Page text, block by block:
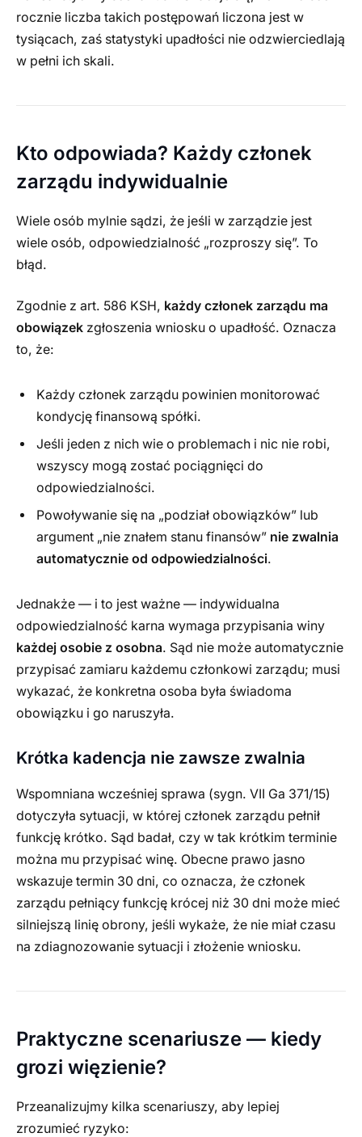
rocznie liczba takich postępowań liczona jest w
tysiącach, zaś statystyki upadłości nie odzwierciedlają
w pełni ich skali.
Kto odpowiada? Każdy członek
zarządu indywidualnie
Wiele osób mylnie sądzi, że jeśli w zarządzie jest
wiele osób, odpowiedzialność „rozproszy się”. To
błąd.
Zgodnie z art. 586 KSH, każdy członek zarządu ma
obowiązek zgłoszenia wniosku o upadłość. Oznacza
to, że:
Każdy członek zarządu powinien monitorować
kondycję finansową spółki.
Jeśli jeden z nich wie o problemach i nic nie robi,
wszyscy mogą zostać pociągnięci do
odpowiedzialności.
Powoływanie się na „podział obowiązków” lub
argument „nie znałem stanu finansów” nie zwalnia
automatycznie od odpowiedzialności.
Jednakże — i to jest ważne — indywidualna
odpowiedzialność karna wymaga przypisania winy
każdej osobie z osobna. Sąd nie może automatycznie
przypisać zamiaru każdemu członkowi zarządu; musi
wykazać, że konkretna osoba była świadoma
obowiązku i go naruszyła.
Krótka kadencja nie zawsze zwalnia
Wspomniana wcześniej sprawa (sygn. VII Ga 371/15)
dotyczyła sytuacji, w której członek zarządu pełnił
funkcję krótko. Sąd badał, czy w tak krótkim terminie
można mu przypisać winę. Obecne prawo jasno
wskazuje termin 30 dni, co oznacza, że członek
zarządu pełniący funkcję krócej niż 30 dni może mieć
silniejszą linię obrony, jeśli wykaże, że nie miał czasu
na zdiagnozowanie sytuacji i złożenie wniosku.
Praktyczne scenariusze — kiedy
grozi więzienie?
Przeanalizujmy kilka scenariuszy, aby lepiej
zrozumieć ryzyko: